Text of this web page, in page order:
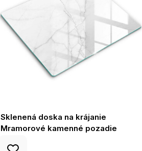
Sklenená doska na krájanie
Mramorové kamenné pozadie